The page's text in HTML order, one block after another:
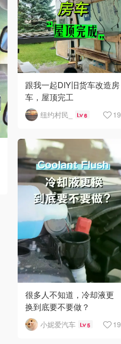
跟我一起DIY旧货车改造房
车，屋顶完工
纽约村民_ 6 19
很多人不知道，冷却液更
换到底要不要做？
小妮爱汽车 5 19